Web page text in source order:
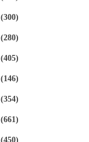
(300)
(280)
(405)
(146)
(354)
(661)
(450)